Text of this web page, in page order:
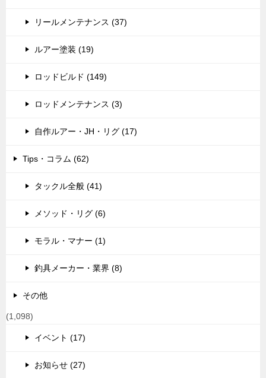
リールメンテナンス (37)
ルアー塗装 (19)
ロッドビルド (149)
ロッドメンテナンス (3)
自作ルアー・JH・リグ (17)
Tips・コラム (62)
タックル全般 (41)
メソッド・リグ (6)
モラル・マナー (1)
釣具メーカー・業界 (8)
その他
(1,098)
イベント (17)
お知らせ (27)